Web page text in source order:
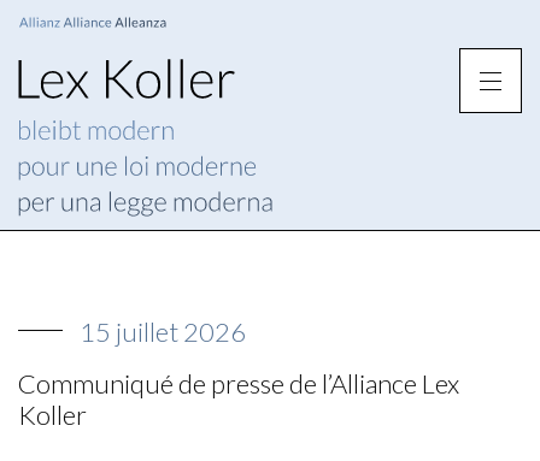
15 juillet 2026
Communiqué de presse de l’Alliance Lex
Koller